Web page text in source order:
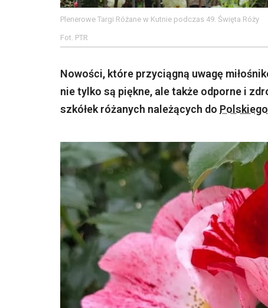
Plenerowe Targi Różane w Kutnie podczas 49. Święta Róży
Fot. PTR
Nowości, które przyciągną uwagę
nie tylko są piękne, ale także odporne i
szkółek różanych należących do